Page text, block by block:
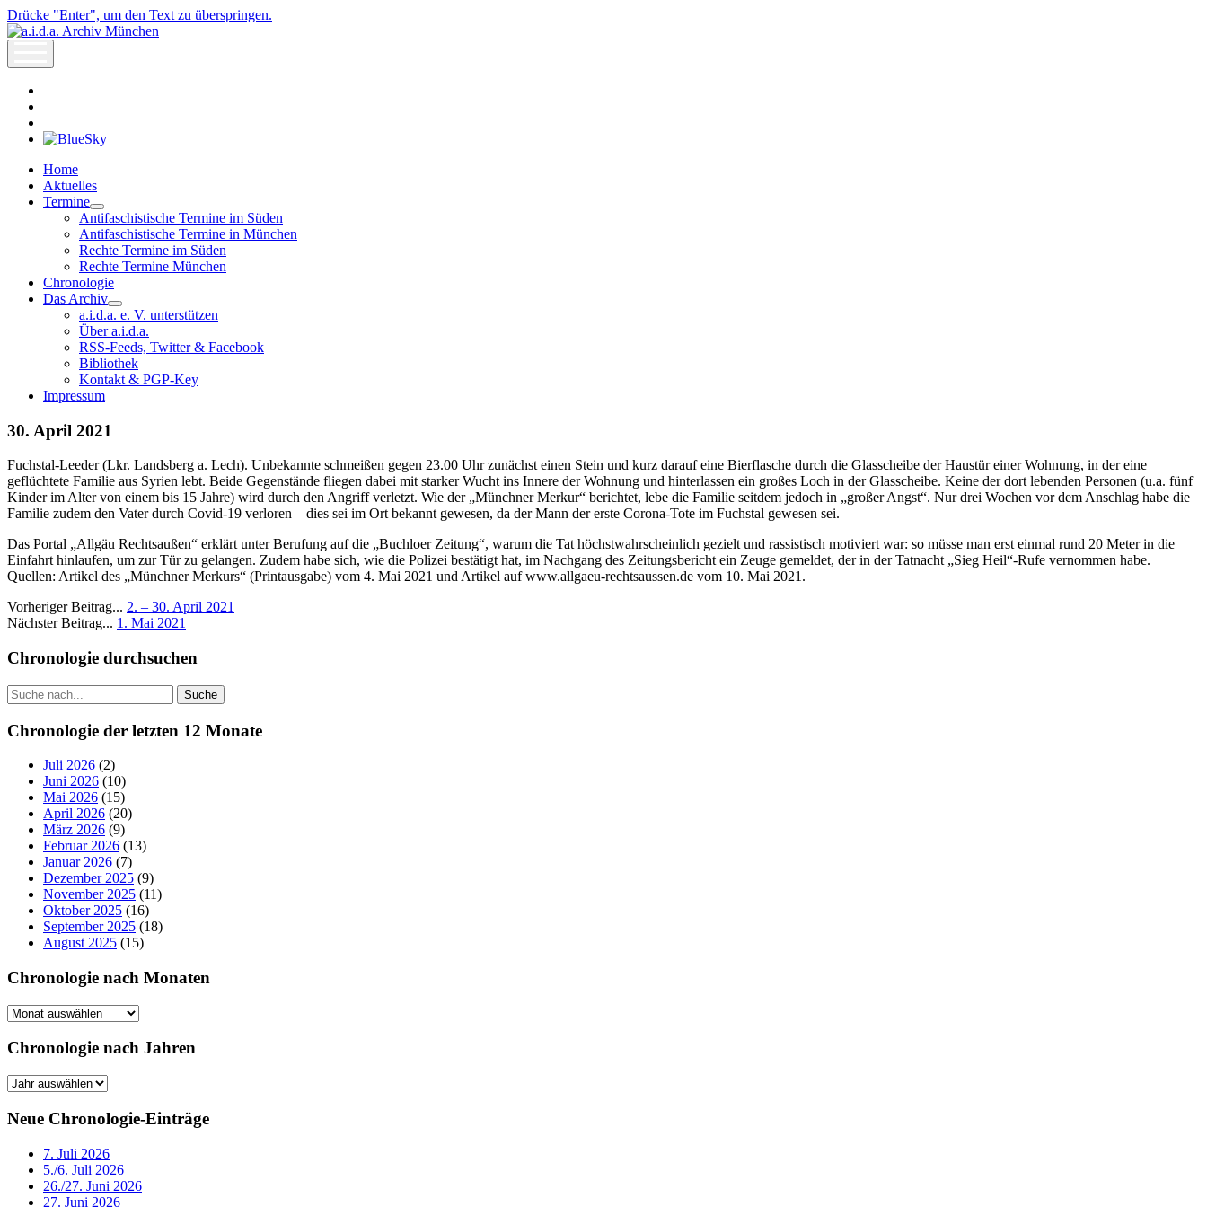
Drücke "Enter", um den Text zu überspringen.
a.i.d.a.
Archiv
München
archiv.de
Home
Aktuelles
Termine
open
dropdown
menu
Antifaschistische Termine im Süden
Antifaschistische Termine in München
Rechte Termine im Süden
Rechte Termine München
Chronologie
Das Archiv
open
dropdown
menu
a.i.d.a. e. V. unterstützen
Über a.i.d.a.
RSS-Feeds, Twitter & Facebook
Bibliothek
Kontakt & PGP-Key
Impressum
30. April 2021
Fuchstal-Leeder (Lkr. Landsberg a. Lech). Unbekannte schmeißen gegen 23.00 Uhr zunächst einen Stein und kurz darauf eine Bierflasche durch die Glasscheibe der Haustür einer Wohnung, in der eine
geflüchtete Familie aus Syrien lebt. Beide Gegenstände fliegen dabei mit starker Wucht ins Innere der Wohnung und hinterlassen ein großes Loch in der Glasscheibe. Keine der dort lebenden Personen (u.a. fünf
Kinder im Alter von einem bis 15 Jahre) wird durch den Angriff verletzt. Wie der „Münchner Merkur“ berichtet, lebe die Familie seitdem jedoch in „großer Angst“. Nur drei Wochen vor dem Anschlag habe die
Familie zudem den Vater durch Covid-19 verloren – dies sei im Ort bekannt gewesen, da der Mann der erste Corona-Tote im Fuchstal gewesen sei.
Das Portal „Allgäu Rechtsaußen“ erklärt unter Berufung auf die „Buchloer Zeitung“, warum die Tat höchstwahrscheinlich gezielt und rassistisch motiviert war: so müsse man erst einmal rund 20 Meter in die
Einfahrt hinlaufen, um zur Tür zu gelangen. Zudem habe sich, wie die Polizei bestätigt hat, im Nachgang des Zeitungsbericht ein Zeuge gemeldet, der in der Tatnacht „Sieg Heil“-Rufe vernommen habe.
Quellen: Artikel des „Münchner Merkurs“ (Printausgabe) vom 4. Mai 2021 und Artikel auf www.allgaeu-rechtsaussen.de vom 10. Mai 2021.
Vorheriger Beitrag... 2. – 30. April 2021
Nächster Beitrag... 1. Mai 2021
Seitenleiste
Chronologie durchsuchen
Suche
Chronologie der letzten 12 Monate
Juli 2026 (2)
Juni 2026 (10)
Mai 2026 (15)
April 2026 (20)
März 2026 (9)
Februar 2026 (13)
Januar 2026 (7)
Dezember 2025 (9)
November 2025 (11)
Oktober 2025 (16)
September 2025 (18)
August 2025 (15)
Chronologie nach Monaten
Chronologie
Monaten
Chronologie nach Jahren
Chronologie
Jahren
Neue Chronologie-Einträge
7. Juli 2026
5./6. Juli 2026
26./27. Juni 2026
27. Juni 2026